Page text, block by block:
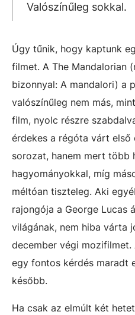
Valószínűleg sokkal.
Úgy tűnik, hogy kaptunk
filmet. A The Mandalorian
bizonnyal: A mandalori) a
valószínűleg nem más,
film, nyolc részre
érdekes a régóta várt első
sorozat, hanem mert több
hagyományokkal, míg
méltóan tiszteleg. Aki
rajongója a George Lucas
világának, nem hiba várta
december végi
egy fontos kérdés maradt
később.
Ha csak az elmúlt két